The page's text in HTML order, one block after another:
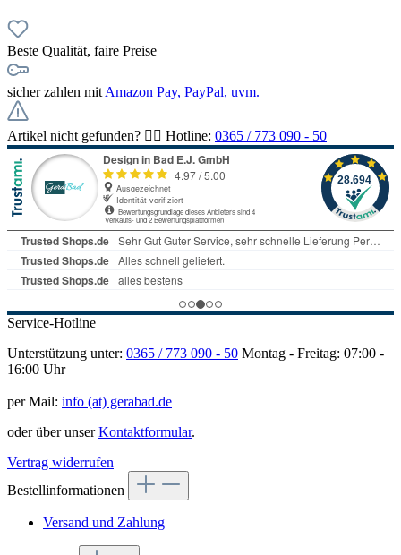
Beste Qualität, faire Preise
sicher zahlen mit Amazon Pay, PayPal, uvm.
Artikel nicht gefunden? 👉🏻 Hotline: 0365 / 773 090 - 50
Service-Hotline
Unterstützung unter: 0365 / 773 090 - 50 Montag - Freitag: 07:00 -
16:00 Uhr
per Mail: info (at) gerabad.de
oder über unserKontaktformular.
Vertrag widerrufen
Bestellinformationen
Versand und Zahlung